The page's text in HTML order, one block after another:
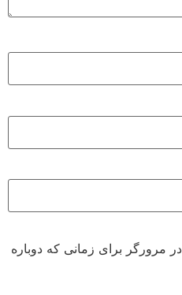
مرورگر برای زمانی که دوباره